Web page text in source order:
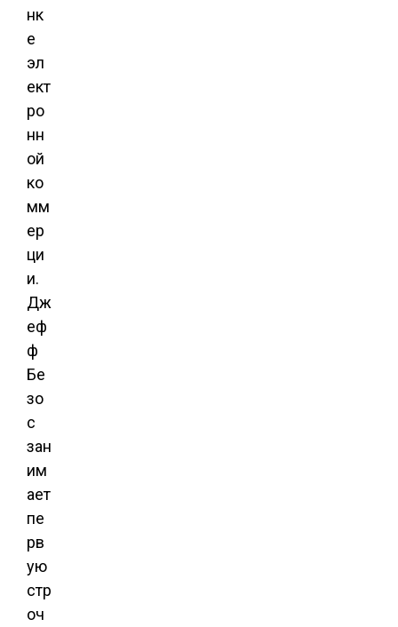
нк
е
эл
ект
ро
нн
ой
ко
мм
ер
ци
и.
Дж
еф
ф
Бе
зо
с
зан
им
ает
пе
рв
ую
стр
оч